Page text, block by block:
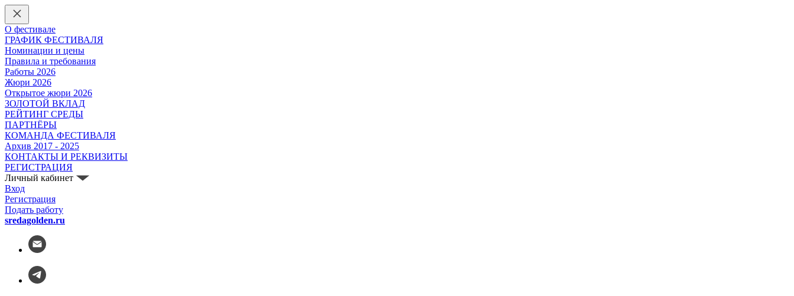
О фестивале
ГРАФИК ФЕСТИВАЛЯ
Номинации и цены
Правила и требования
Работы 2026
Жюри 2026
Открытое жюри 2026
ЗОЛОТОЙ ВКЛАД
РЕЙТИНГ СРЕДЫ
ПАРТНЁРЫ
КОМАНДА ФЕСТИВАЛЯ
Архив 2017 - 2025
КОНТАКТЫ И РЕКВИЗИТЫ
РЕГИСТРАЦИЯ
Личный кабинет
Вход
Регистрация
Подать работу
sredagolden.ru